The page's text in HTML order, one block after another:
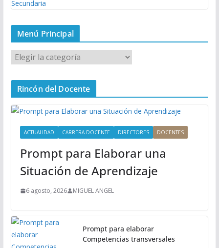
Menú Principal
M
e
n
P
Rincón del Docente
ACTUALIDAD CARRERA DOCENTE DIRECTORES DOCENTES
Prompt para Elaborar una
Situación de Aprendizaje
6 agosto, 2026 MIGUEL ANGEL
Prompt para elaborar
Competencias transversales